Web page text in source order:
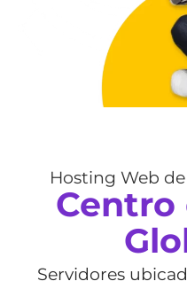
Hosting Web
Centro
Servidores